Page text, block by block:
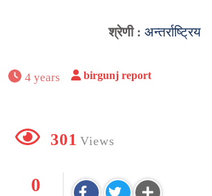
श्रेणी : अन्तर्राष्ट्रिय
4 years birgunj report
301 Views
0